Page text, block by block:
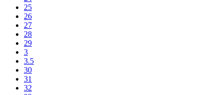
25
26
27
28
29
3
3.5
30
31
32